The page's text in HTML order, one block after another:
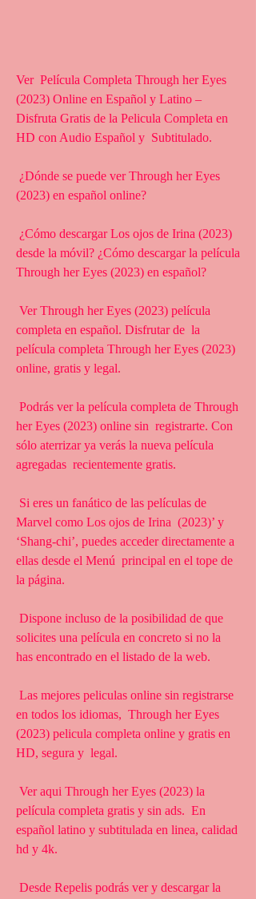
Ver  Película Completa Through her Eyes
(2023) Online en Español y Latino –
Disfruta Gratis de la Pelicula Completa en
HD con Audio Español y  Subtitulado.
(2023) en español online?
desde la móvil? ¿Cómo descargar la película
Through her Eyes (2023) en español?
completa en español. Disfrutar de  la
película completa Through her Eyes (2023)
online, gratis y legal.
her Eyes (2023) online sin  registrarte. Con
sólo aterrizar ya verás la nueva película
agregadas  recientemente gratis.
Marvel como Los ojos de Irina  (2023)’ y
‘Shang-chi’, puedes acceder directamente a
ellas desde el Menú  principal en el tope de
la página.
solicites una película en concreto si no la
has encontrado en el listado de la web.
en todos los idiomas,  Through her Eyes
(2023) pelicula completa online y gratis en
HD, segura y  legal.
película completa gratis y sin ads.  En
español latino y subtitulada en linea, calidad
hd y 4k.